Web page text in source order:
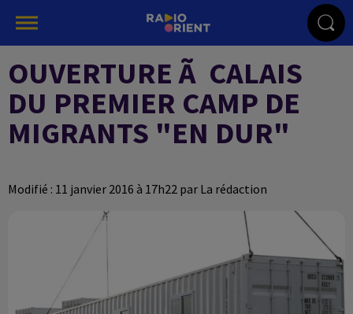
OUVERTURE Ã CALAIS
DU PREMIER CAMP DE
MIGRANTS "EN DUR"
Modifié : 11 janvier 2016 à 17h22 par La rédaction